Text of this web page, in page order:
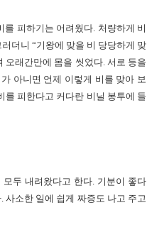
피하기는 어려웠다. 처량하게 비
더니 “기왕에 맞을 비 당당하게 맞
오래간만에 몸을 씻었다. 서로 등을
아니면 언제 이렇게 비를 맞아 보
를 피한다고 커다란 비닐 봉투에 들
두 내려왔다고 한다. 기분이 좋다
사소한 일에 쉽게 짜증도 나고 주고